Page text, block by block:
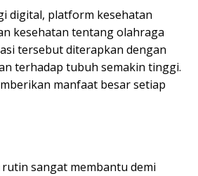
digital, platform kesehatan
kesehatan tentang olahraga
tersebut diterapkan dengan
terhadap tubuh semakin tinggi.
manfaat besar setiap
sangat membantu demi